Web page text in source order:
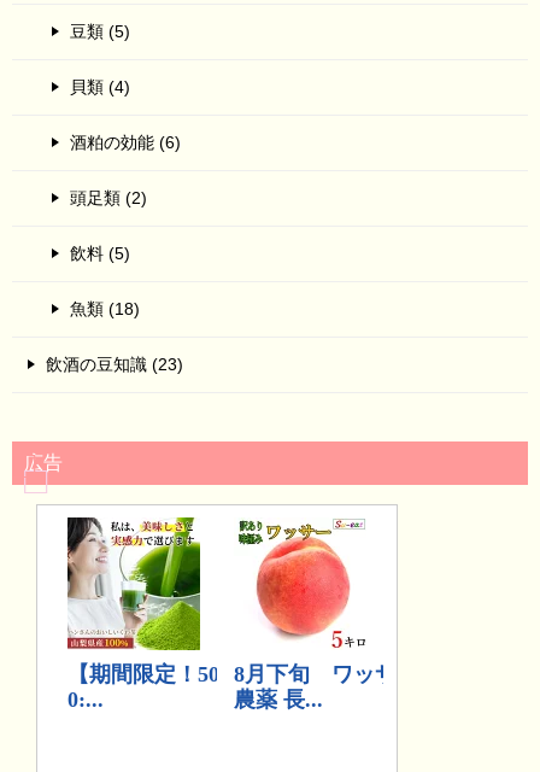
豆類 (5)
貝類 (4)
酒粕の効能 (6)
頭足類 (2)
飲料 (5)
魚類 (18)
飲酒の豆知識 (23)
広告